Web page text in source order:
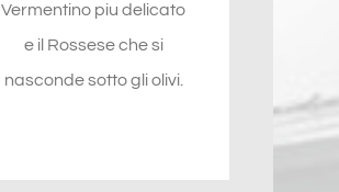
Vermentino piu delicato
e il Rossese che si
nasconde sotto gli olivi.